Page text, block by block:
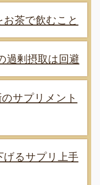
茶で飲むこと
過剰摂取は回避
サプリメント
げるサプリ上手